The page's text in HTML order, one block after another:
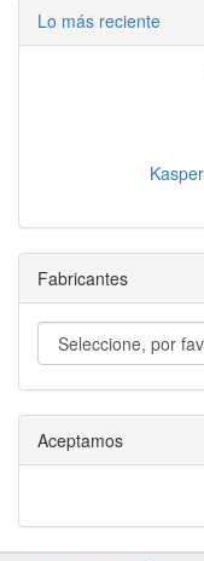
Lo más reciente
Fabricantes
Aceptamos